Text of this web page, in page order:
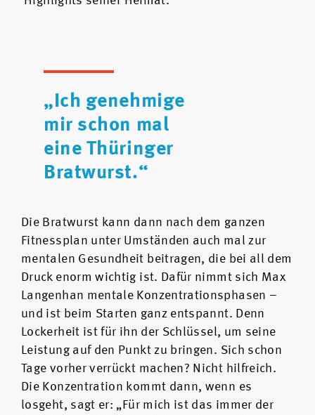
„Ich genehmige
mir schon mal
eine Thüringer
Bratwurst.“
Die Bratwurst kann dann nach dem ganzen
Fitnessplan unter Umständen auch mal zur
mentalen Gesundheit beitragen, die bei all dem
Druck enorm wichtig ist. Dafür nimmt sich Max
Langenhan mentale Konzentrationsphasen –
und ist beim Starten ganz entspannt. Denn
Lockerheit ist für ihn der Schlüssel, um seine
Leistung auf den Punkt zu bringen. Sich schon
Tage vorher verrückt machen? Nicht hilfreich.
Die Konzentration kommt dann, wenn es
losgeht, sagt er: „Für mich ist das immer der